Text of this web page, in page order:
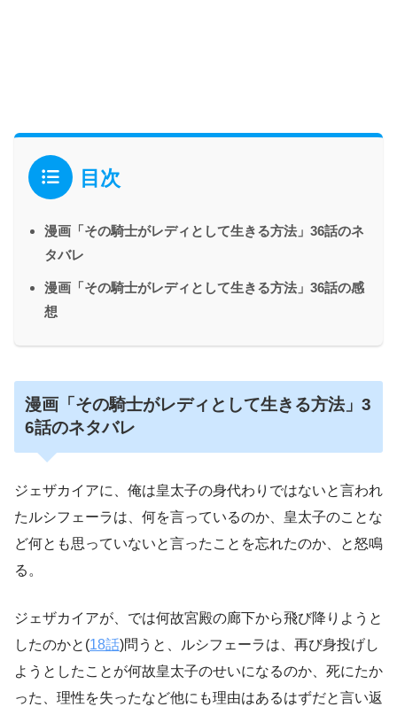
目次
漫画「その騎士がレディとして生きる方法」36話のネ
タバレ
漫画「その騎士がレディとして生きる方法」36話の感
想
漫画「その騎士がレディとして生きる方法」3
6話のネタバレ
ジェザカイアに、俺は皇太子の身代わりではないと言われ
たルシフェーラは、何を言っているのか、皇太子のことな
ど何とも思っていないと言ったことを忘れたのか、と怒鳴
る。
ジェザカイアが、では何故宮殿の廊下から飛び降りようと
したのかと(18話)問うと、ルシフェーラは、再び身投げし
ようとしたことが何故皇太子のせいになるのか、死にたか
った、理性を失ったなど他にも理由はあるはずだと言い返